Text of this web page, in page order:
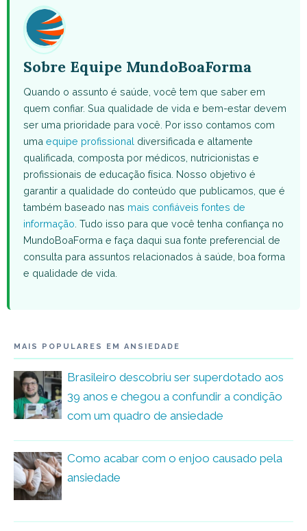
Sobre Equipe MundoBoaForma
Quando o assunto é saúde, você tem que saber em
quem confiar. Sua qualidade de vida e bem-estar devem
ser uma prioridade para você. Por isso contamos com
uma equipe profissional diversificada e altamente
qualificada, composta por médicos, nutricionistas e
profissionais de educação física. Nosso objetivo é
garantir a qualidade do conteúdo que publicamos, que é
também baseado nas mais confiáveis fontes de
informação . Tudo isso para que você tenha confiança no
MundoBoaForma e faça daqui sua fonte preferencial de
consulta para assuntos relacionados à saúde, boa forma
e qualidade de vida.
MAIS POPULARES EM ANSIEDADE
Brasileiro descobriu ser superdotado aos
39 anos e chegou a confundir a condição
com um quadro de ansiedade
Como acabar com o enjoo causado pela
ansiedade